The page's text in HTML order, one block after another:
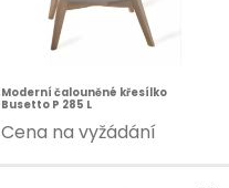
Moderní čalouněné křesílko
Busetto P 285 L
Cena na vyžádání